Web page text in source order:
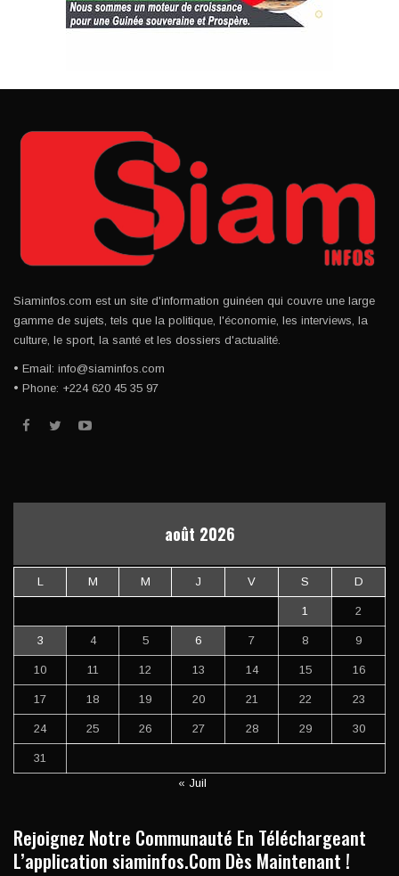
Siaminfos.com est un site d'information guinéen qui couvre une large
gamme de sujets, tels que la politique, l'économie, les interviews, la
culture, le sport, la santé et les dossiers d'actualité.
• Email: info@siaminfos.com
• Phone: +224 620 45 35 97
août 2026
L M M J V S D
1 2
3 4 5 6 7 8 9
10 11 12 13 14 15 16
17 18 19 20 21 22 23
24 25 26 27 28 29 30
31
« Juil
Rejoignez Notre Communauté En Téléchargeant
L’application siaminfos.Com Dès Maintenant !